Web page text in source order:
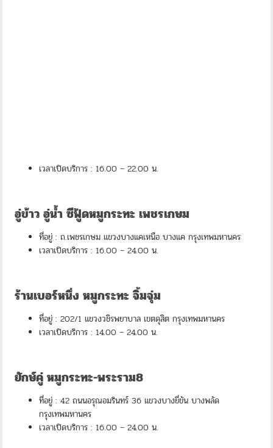
เวลาเปิดบริการ : 16.00 – 22.00 น.
อู่ข้าว อู่น้ำ ซีฟู้ดหมูกระทะ เพชรเกษม
ที่อยู่ : ถ.เพชรเกษม แขวงบางแคเหนือ บางแค กรุงเทพมหานคร
เวลาเปิดบริการ : 16.00 – 24.00 น.
ร้านเบอร์หนึ่ง หมูกระทะ จิ้มจุ่ม
ที่อยู่ : 202/1 แขวงวชิรพยาบาล เขตดุสิต กรุงเทพมหานคร
เวลาเปิดบริการ : 14.00 – 24.00 น.
ยักษ์คู่ หมูกระทะ-พระราม8
ที่อยู่ : 42 ถนนอรุณอมรินทร์ 36 แขวงบางยี่ขัน บางพลัด
กรุงเทพมหานคร
เวลาเปิดบริการ : 16.00 – 24.00 น.